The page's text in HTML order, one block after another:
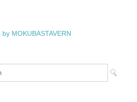
by MOKUBASTAVERN